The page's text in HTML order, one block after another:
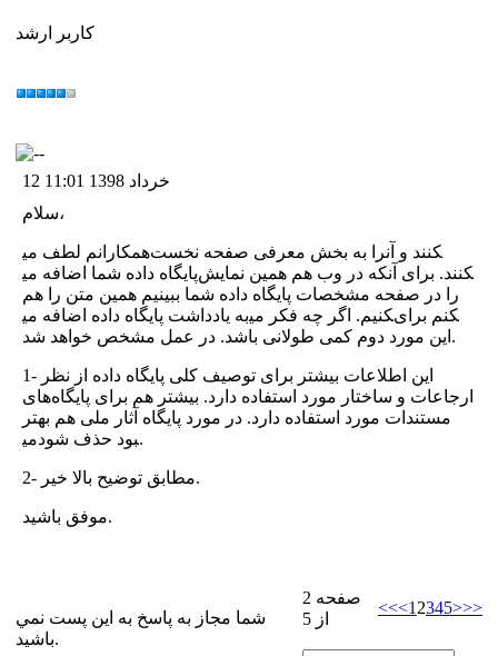
کاربر ارشد
12 خرداد 1398 11:01
سلام،
همکارانم لطف می‎کنند و آنرا به بخش معرفی صفحه نخست
پایگاه داده شما اضافه می‎کنند. برای آنکه در وب هم همین نمایش
را در صفحه مشخصات پایگاه داده شما ببینیم همین متن را هم
به یادداشت پایگاه داده اضافه می‎کنیم. اگر چه فکر می‎کنم برای
این مورد دوم کمی طولانی باشد. در عمل مشخص خواهد شد.
1- این اطلاعات بیشتر برای توصیف کلی پایگاه داده از نظر
ارجاعات و ساختار مورد استفاده دارد. بیشتر هم برای پایگاه‌های
مستندات مورد استفاده دارد. در مورد پایگاه آثار ملی هم بهتر
می‎بود حذف شود.
2- مطابق توضیح بالا خیر.
موفق باشید.
شما مجاز به پاسخ به اين پست نمي
باشيد.
صفحه 2
از 5
<<<1 2345>>>